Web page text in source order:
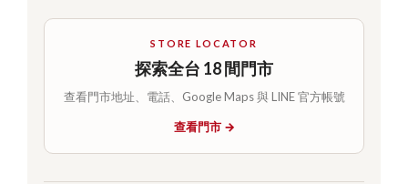
STORE LOCATOR
探索全台 18 間門市
查看門市地址、電話、Google Maps 與 LINE 官方帳號
查看門市 →